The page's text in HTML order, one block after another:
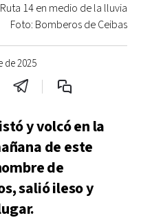
de 2025
14 en medio de la lluvia
Foto: Bomberos de Ceibas
y volcó en la
de este
de
salió ileso y